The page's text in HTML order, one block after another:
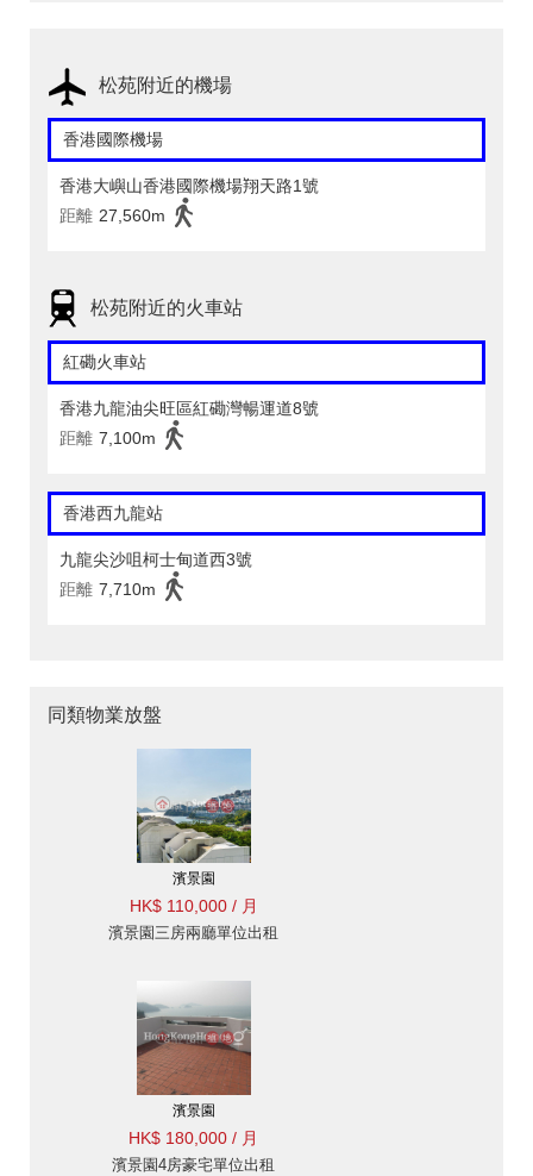
松苑附近的機場
香港國際機場
香港大嶼山香港國際機場翔天路1號
距離 27,560m
松苑附近的火車站
紅磡火車站
香港九龍油尖旺區紅磡灣暢運道8號
距離 7,100m
香港西九龍站
九龍尖沙咀柯士甸道西3號
距離 7,710m
同類物業放盤
濱景園
HK$ 110,000 / 月
濱景園三房兩廳單位出租
濱景園
HK$ 180,000 / 月
濱景園4房豪宅單位出租